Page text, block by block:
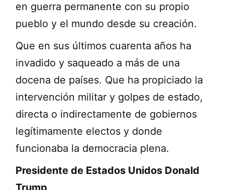
en guerra permanente con su propio
pueblo y el mundo desde su creación.
Que en sus últimos cuarenta años ha
invadido y saqueado a más de una
docena de países. Que ha propiciado la
intervención militar y golpes de estado,
directa o indirectamente de gobiernos
legítimamente electos y donde
funcionaba la democracia plena.
Presidente de Estados Unidos Donald
Trump